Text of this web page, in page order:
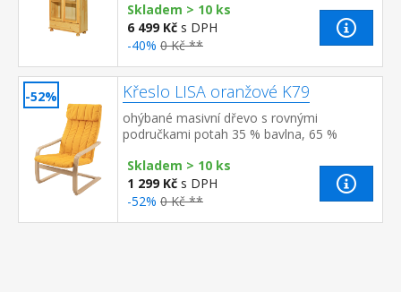
pevná police
Skladem > 10 ks
6 499 Kč s DPH
-40% 0 Kč **
-52% Křeslo LISA oranžové K79
ohýbané masivní dřevo s rovnými
područkami potah 35 % bavlna, 65 %
Skladem > 10 ks
1 299 Kč s DPH
-52% 0 Kč **